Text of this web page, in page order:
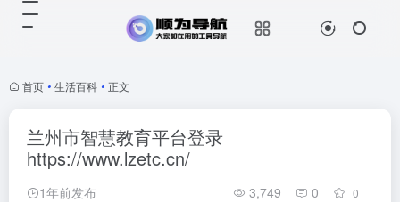
首页 • 生活百科 • 正文
兰州市智慧教育平台登录
https://www.lzetc.cn/
1年前发布 3,749 0 0